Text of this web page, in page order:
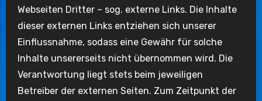
Webseiten Dritter – sog. externe Links. Die Inhalte
dieser externen Links entziehen sich unserer
Einflussnahme, sodass eine Gewähr für solche
Inhalte unsererseits nicht übernommen wird. Die
Verantwortung liegt stets beim jeweiligen
Betreiber der externen Seiten. Zum Zeitpunkt der